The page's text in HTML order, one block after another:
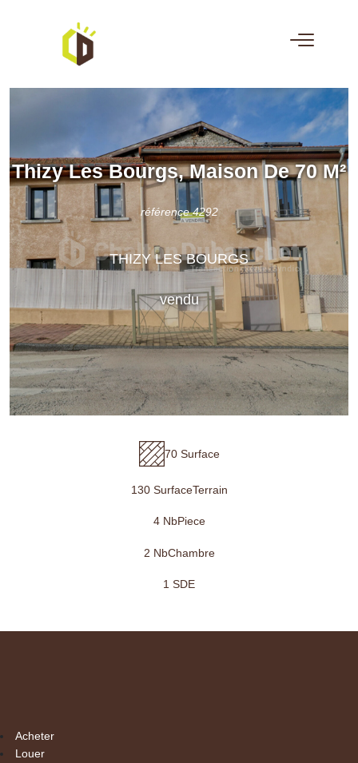
Thizy Les Bourgs, Maison De 70 M²
référence 4292
THIZY LES BOURGS
vendu
70 Surface
130 SurfaceTerrain
4 NbPiece
2 NbChambre
1 SDE
Acheter
Louer